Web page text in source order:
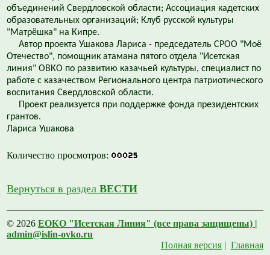
объединений Свердловской области; Ассоциация кадетских
образовательных организаций; Клуб русской культуры
"Матрёшка" на Кипре.
Автор проекта Ушакова Лариса - председатель СРОО "Моё
Отечество", помощник атамана пятого отдела "Исетская
линия" ОВКО по развитию казачьей культуры, специалист по
работе с казачеством Регионального центра патриотического
воспитания Свердловской области.
Проект реализуется при поддержке фонда президентских
грантов.
Лариса Ушакова
Количество просмотров:
Вернуться в разделВЕСТИ
© 2026ЕОКО "Исетская Линия" (все права защищены) |
admin@islin-ovko.ru
Полная версия| Главная